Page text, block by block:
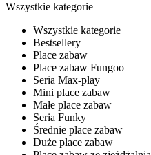
Wszystkie kategorie
Wszystkie kategorie
Bestsellery
Place zabaw
Place zabaw Fungoo
Seria Max-play
Mini place zabaw
Małe place zabaw
Seria Funky
Średnie place zabaw
Duże place zabaw